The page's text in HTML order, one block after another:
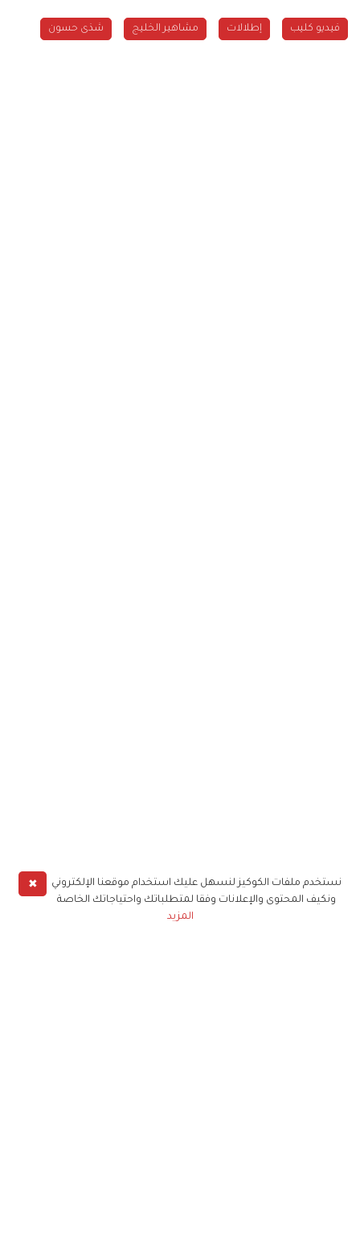
فيديو كليب إطلالات مشاهير الخليج شذى حسون
✖
نستخدم ملفات الكوكيز لنسهل عليك استخدام موقعنا الإلكتروني
ونكيف المحتوى والإعلانات وفقا لمتطلباتك واحتياجاتك الخاصة
المزيد